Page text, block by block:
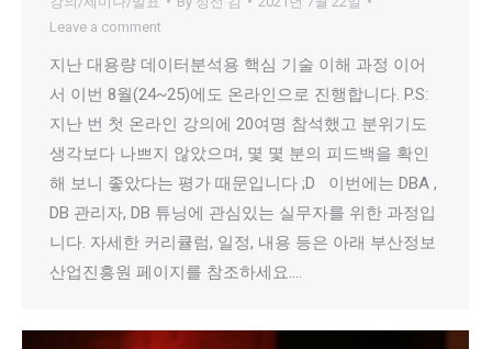
Leave a comment
지난 대용량 데이터분석용 핵심 기술 이해 과정 이어
서 이번 8월(24~25)에도 온라인으로 진행합니다. P.S:
지난 번 첫 온라인 강의에 20여명 참석했고 분위기도
생각보다 나쁘지 않았으며, 몇 몇 분의 피드백을 확인
해 보니 좋았다는 평가 때문입니다 ;D 이번에는 DBA ,
DB 관리자, DB 튜닝에 관심있는 실무자를 위한 과정입
니다. 자세한 커리큘럼, 일정, 내용 등은 아래 부산정보
산업진흥원 페이지를 참조하세요.…